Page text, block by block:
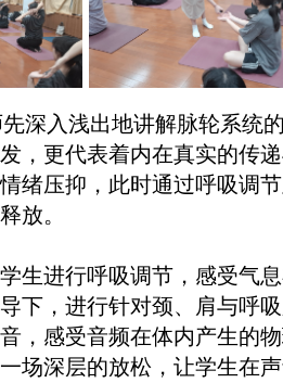
深入浅出地讲解脉轮系统
，更代表着内在真实的传
绪压抑，此时通过呼吸调
放。
生进行呼吸调节，感受气
下，进行针对颈、肩与呼
，感受音频在体内产生的
场深层的放松，让学生在